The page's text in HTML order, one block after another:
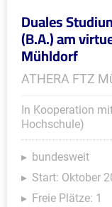
Duales
(B.A.) am
Mühldorf
ATHERA FTZ
In Kooperation
Hochschule)
bundesweit
Start: Oktober
Freie Plätze: 1